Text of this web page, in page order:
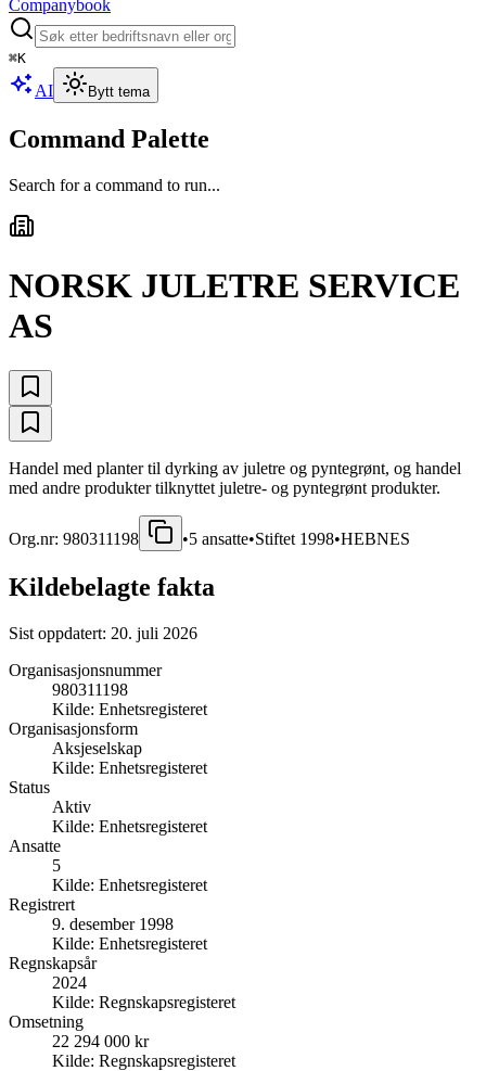
Companybook
⌘K
AI Bytt tema
Command Palette
Search for a command to run...
NORSK JULETRE SERVICE
AS
Handel med planter til dyrking av juletre og pyntegrønt, og handel
med andre produkter tilknyttet juletre- og pyntegrønt produkter.
Org.nr: 980311198 •5 ansatte•Stiftet 1998•HEBNES
Kildebelagte fakta
Sist oppdatert: 20. juli 2026
Organisasjonsnummer
980311198
Kilde: Enhetsregisteret
Organisasjonsform
Aksjeselskap
Kilde: Enhetsregisteret
Status
Aktiv
Kilde: Enhetsregisteret
Ansatte
5
Kilde: Enhetsregisteret
Registrert
9. desember 1998
Kilde: Enhetsregisteret
Regnskapsår
2024
Kilde: Regnskapsregisteret
Omsetning
22 294 000 kr
Kilde: Regnskapsregisteret